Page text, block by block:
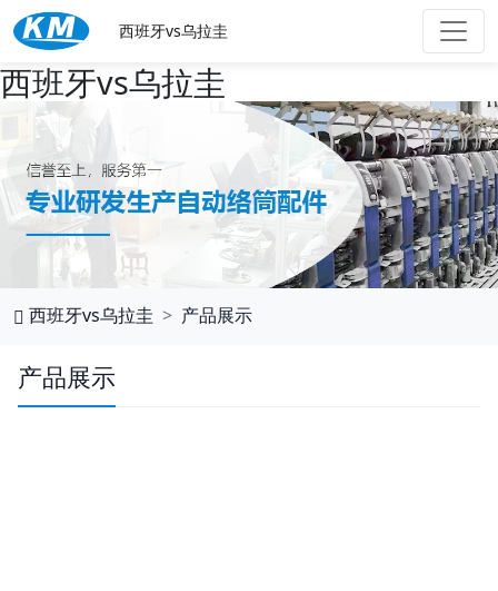
西班牙vs乌拉圭
西班牙vs乌拉圭
西班牙vs乌拉圭 产品展示
产品展示